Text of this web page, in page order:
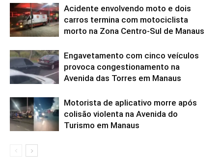
Acidente envolvendo moto e dois
carros termina com motociclista
morto na Zona Centro-Sul de Manaus
Engavetamento com cinco veículos
provoca congestionamento na
Avenida das Torres em Manaus
Motorista de aplicativo morre após
colisão violenta na Avenida do
Turismo em Manaus